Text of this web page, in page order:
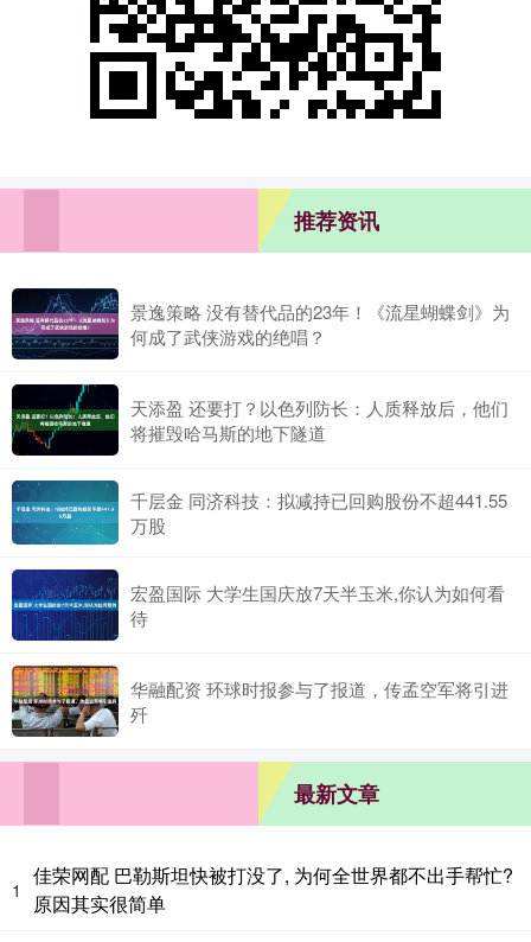
推荐资讯
景逸策略 没有替代品的23年！《流星蝴蝶剑》为
何成了武侠游戏的绝唱？
天添盈 还要打？以色列防长：人质释放后，他们
将摧毁哈马斯的地下隧道
千层金 同济科技：拟减持已回购股份不超441.55
万股
宏盈国际 大学生国庆放7天半玉米,你认为如何看
待
华融配资 环球时报参与了报道，传孟空军将引进
歼
最新文章
1
佳荣网配 巴勒斯坦快被打没了, 为何全世界都不出手帮忙?
原因其实很简单